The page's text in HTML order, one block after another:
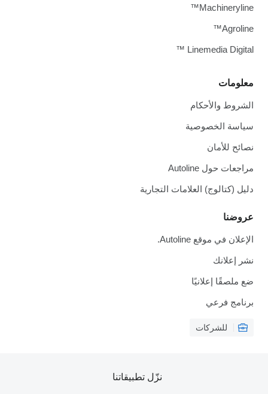
معلومات
الشروط والأحكام
سياسة الخصوصية
نصائح للأمان
مراجعات حول Autoline
دليل (كتالوج) العلامات التجارية
عروضنا
الإعلان في موقع Autoline.
نشر إعلانك
ضع ملصقًا إعلانيًا
برنامج فرعي
للشركات
Machineryline™
Agroline™
Linemedia Digital ™
نزّل تطبيقاتنا